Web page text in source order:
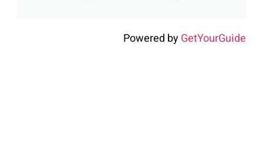
Powered byGetYourGuide